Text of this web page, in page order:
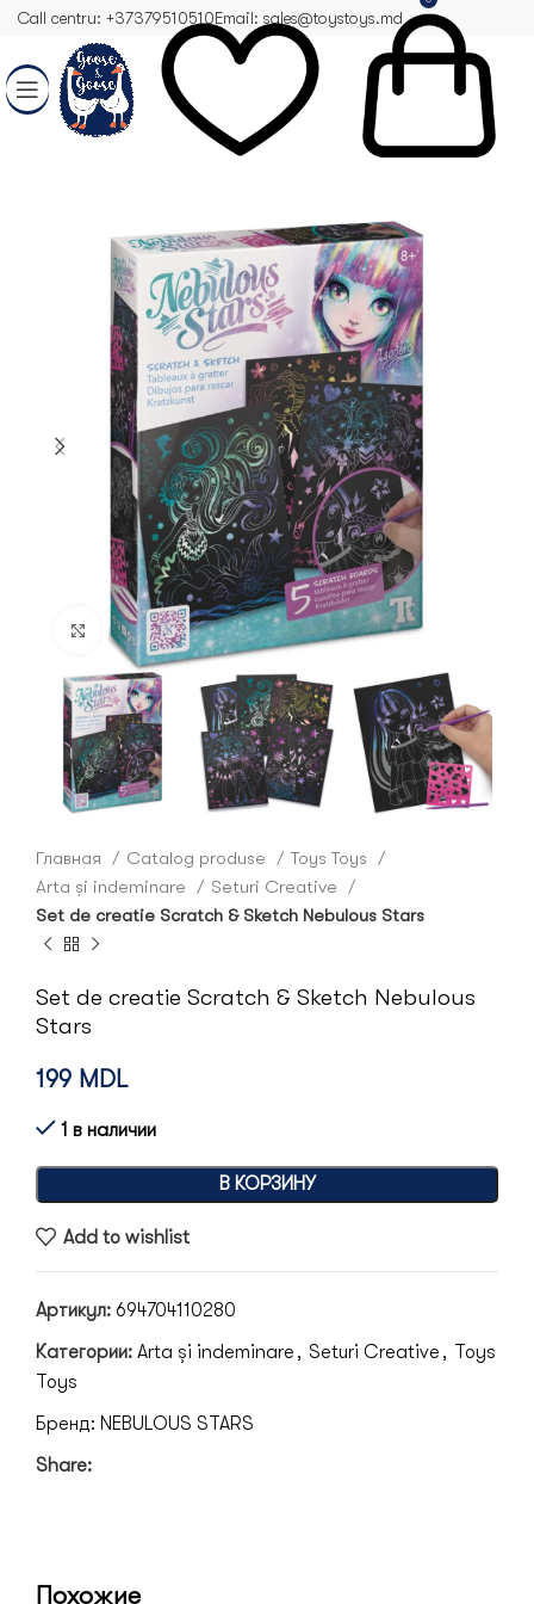
Call centru: +37379510510Email: sales@toystoys.md
Click to enlarge
Главная Catalog produse
Toys Toys
Arta și indeminare
Seturi Creative
Set de creatie Scratch & Sketch Nebulous Stars
Set de creatie Scratch & Sketch Nebulous
Stars
199 MDL
1 в наличии
В КОРЗИНУ
Add to wishlist
Артикул: 694704110280
Категории: Arta și indeminare , Seturi Creative ,
Toys
Toys
Бренд: NEBULOUS STARS
Share:
Похожие